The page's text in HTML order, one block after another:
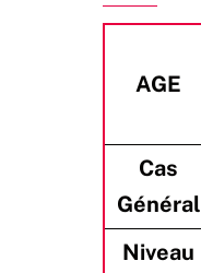
AGE
Cas
Général
Niveau